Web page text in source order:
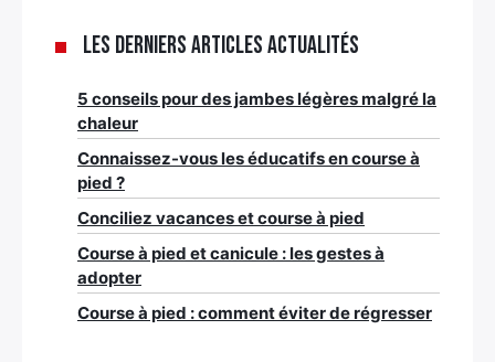
Les derniers articles Actualités
5 conseils pour des jambes légères malgré la
chaleur
Connaissez-vous les éducatifs en course à
pied ?
Conciliez vacances et course à pied
Course à pied et canicule : les gestes à
adopter
Course à pied : comment éviter de régresser